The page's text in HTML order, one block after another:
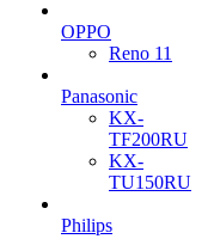
OPPO
Reno 11
Panasonic
KX-
TF200RU
KX-
TU150RU
Philips